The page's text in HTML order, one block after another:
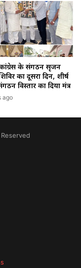
के संगठन सृजन
का दूसरा दिन, शीर्ष
विस्तार का दिया मंत्र
ago